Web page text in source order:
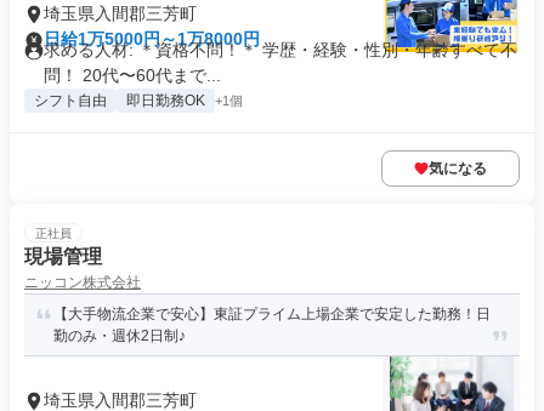
埼玉県入間郡三芳町
日給1万5000円～1万8000円
求める人材: ＊資格不問！＊ 学歴・経験・性別・年齢すべて不
問！ 20代〜60代まで...
シフト自由 即日勤務OK +1個
気になる
正社員
現場管理
ニッコン株式会社
【大手物流企業で安心】東証プライム上場企業で安定した勤務！日
勤のみ・週休2日制♪
埼玉県入間郡三芳町